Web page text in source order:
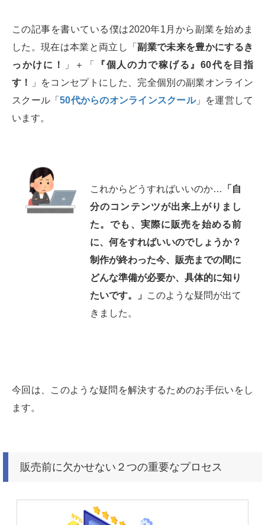
この記事を書いている僕は2020年1月から副業を始めま
した。現在は本業と両立し「副業で未来を豊かにするき
っかけに！
」＋「
『個人の力で稼げる』60代を目指
す！
」をコンセプトにした、完全個別の副業オンライン
スクール「50代からのオンラインスクール」を運営して
います。
これからどうすればいいのか…
「自
分のコンテンツが出来上がりまし
た。でも、実際に販売を始める前
に、何をすればいいのでしょうか？
制作が終わった今、販売までの間に
どんな準備が必要か、具体的に知り
たいです。」
このような疑問が出て
きました。
今回は、このような疑問を解決するためのお手伝いをし
ます。
販売前に欠かせない２つの重要なプロセス